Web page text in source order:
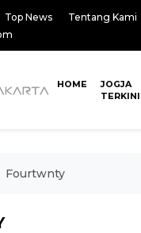
Top News
Tentang Kami
HOME
JOGJA
TERKINI
Fourtwnty